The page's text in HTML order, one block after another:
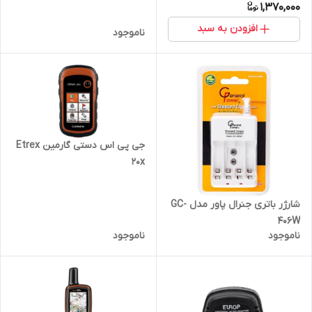
1,370,000
افزودن به سبد ناموجود
شارژر باتری جنرال پاور مدل GC-
406W
ناموجود
جی پی اس دستی گارمین Etrex
20x
ناموجود